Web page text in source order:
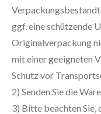
ggf. eine schützende
Originalverpackung
mit einer geeigneten
Schutz vor
2) Senden Sie die
3) Bitte beachten Sie,